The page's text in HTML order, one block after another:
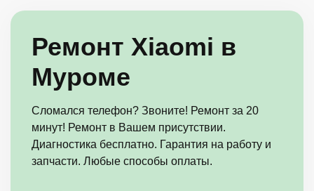
Ремонт Xiaomi в
Муроме
Сломался телефон? Звоните! Ремонт за 20
минут! Ремонт в Вашем присутствии.
Диагностика бесплатно. Гарантия на работу и
запчасти. Любые способы оплаты.